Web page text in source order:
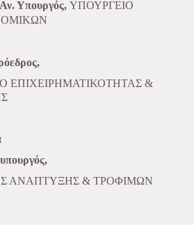
Υπουργός, ΥΠΟΥΡΓΕΙΟ
ΕΠΙΧΕΙΡΗΜΑΤΙΚΟΤΗΤΑΣ &
ΑΝΑΠΤΥΞΗΣ & ΤΡΟΦΙΜΩΝ